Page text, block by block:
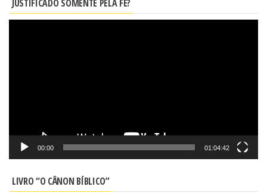
JUSTIFICADO SOMENTE PELA FÉ?
00:00 01:04:42
LIVRO “O CÂNON BÍBLICO”